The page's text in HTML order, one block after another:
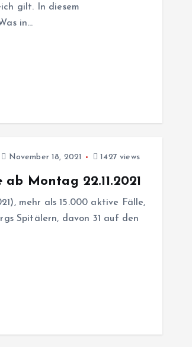
gilt. In diesem
in…
November 18, 2021 1427 views
Montag 22.11.2021
mehr als 15.000 aktive Fälle,
Spitälern, davon 31 auf den